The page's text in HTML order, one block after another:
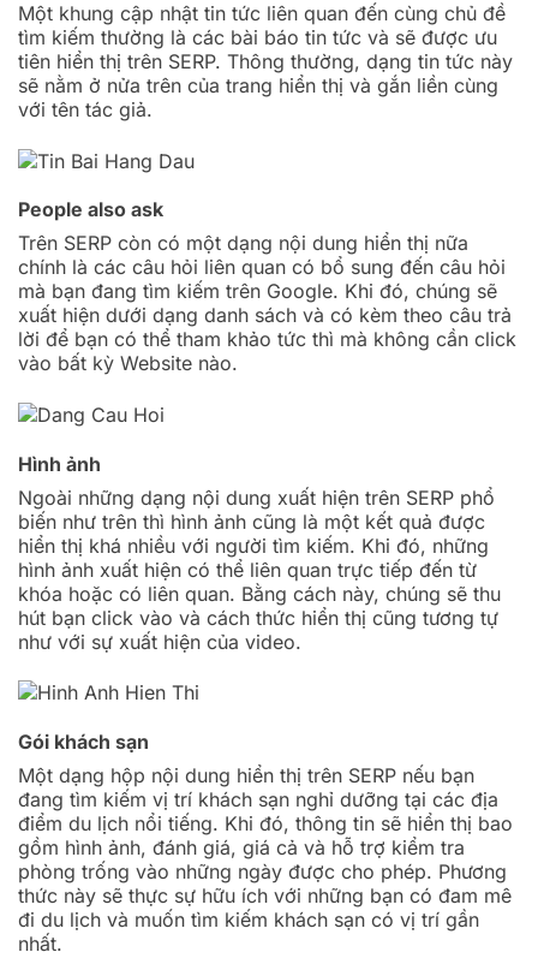
Một khung cập nhật tin tức liên quan đến cùng chủ đề
tìm kiếm thường là các bài báo tin tức và sẽ được ưu
tiên hiển thị trên SERP. Thông thường, dạng tin tức này
sẽ nằm ở nửa trên của trang hiển thị và gắn liền cùng
với tên tác giả.
People also ask
Trên SERP còn có một dạng nội dung hiển thị nữa
chính là các câu hỏi liên quan có bổ sung đến câu hỏi
mà bạn đang tìm kiếm trên Google. Khi đó, chúng sẽ
xuất hiện dưới dạng danh sách và có kèm theo câu trả
lời để bạn có thể tham khảo tức thì mà không cần click
vào bất kỳ Website nào.
Hình ảnh
Ngoài những dạng nội dung xuất hiện trên SERP phổ
biến như trên thì hình ảnh cũng là một kết quả được
hiển thị khá nhiều với người tìm kiếm. Khi đó, những
hình ảnh xuất hiện có thể liên quan trực tiếp đến từ
khóa hoặc có liên quan. Bằng cách này, chúng sẽ thu
hút bạn click vào và cách thức hiển thị cũng tương tự
như với sự xuất hiện của video.
Gói khách sạn
Một dạng hộp nội dung hiển thị trên SERP nếu bạn
đang tìm kiếm vị trí khách sạn nghỉ dưỡng tại các địa
điểm du lịch nổi tiếng. Khi đó, thông tin sẽ hiển thị bao
gồm hình ảnh, đánh giá, giá cả và hỗ trợ kiểm tra
phòng trống vào những ngày được cho phép. Phương
thức này sẽ thực sự hữu ích với những bạn có đam mê
đi du lịch và muốn tìm kiếm khách sạn có vị trí gần
nhất.